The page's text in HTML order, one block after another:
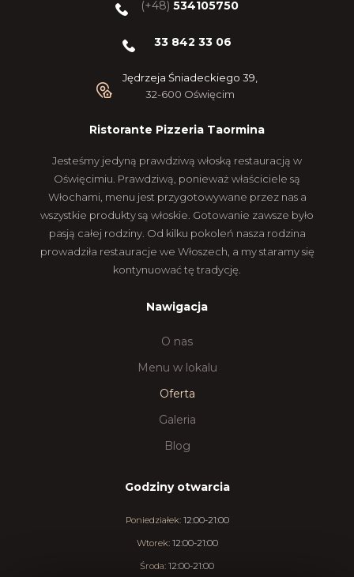
(+48) 534105750
33 842 33 06
Jędrzeja Śniadeckiego 39,
32-600 Oświęcim
Ristorante Pizzeria Taormina
Jesteśmy jedyną prawdziwą włoską restauracją w
Oświęcimiu. Prawdziwą, ponieważ właściciele są
Włochami, menu jest przygotowywane przez nas a
wszystkie produkty są włoskie. Gotowanie zawsze było
pasją całej rodziny. Od kilku pokoleń nasza rodzina
prowadziła restauracje we Włoszech, a my staramy się
kontynuować tę tradycję.
Nawigacja
O nas
Menu w lokalu
Oferta
Galeria
Blog
Godziny otwarcia
Poniedziałek:12:00-21:00
Wtorek:12:00-21:00
Środa: 12:00-21:00